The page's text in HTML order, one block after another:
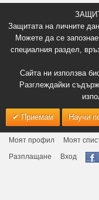
Защитата на личните
Можете да се
специалния раздел,
Сайта ни използва
Разглеждайки
Приемам Научи
Моят профил Моят
Разплащане
Вход